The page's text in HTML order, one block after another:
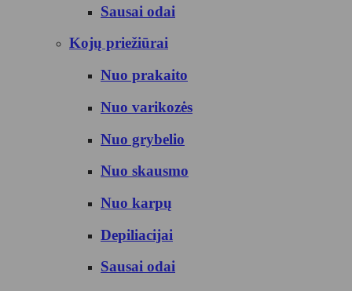
Sausai odai
Kojų priežiūrai
Nuo prakaito
Nuo varikozės
Nuo grybelio
Nuo skausmo
Nuo karpų
Depiliacijai
Sausai odai